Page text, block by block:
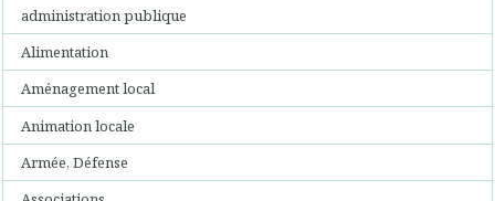
administration publique
Alimentation
Aménagement local
Animation locale
Armée, Défense